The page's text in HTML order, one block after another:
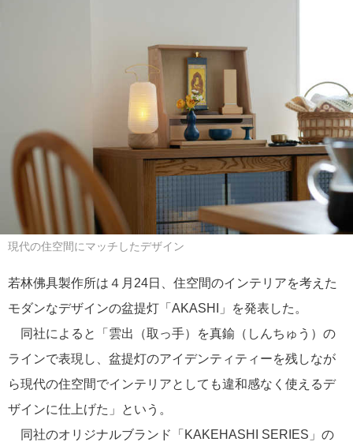
現代の住空間にマッチしたデザイン
若林佛具製作所は４月24日、住空間のインテリアを考えた
モダンなデザインの盆提灯「AKASHI」を発表した。
同社によると「雲出（取っ手）を真鍮（しんちゅう）の
ラインで表現し、盆提灯のアイデンティティーを残しなが
ら現代の住空間でインテリアとしても違和感なく使えるデ
ザインに仕上げた」という。
同社のオリジナルブランド「KAKEHASHI SERIES」の